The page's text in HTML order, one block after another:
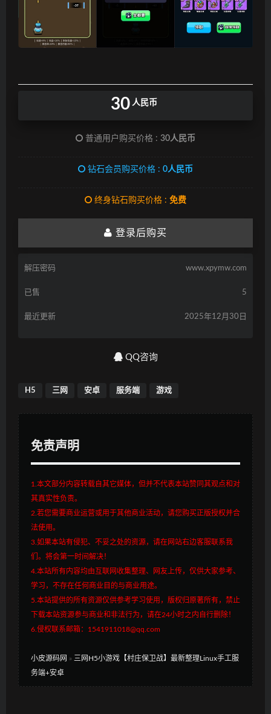
30 人民币
普通用户购买价格 : 30人民币
钻石会员购买价格 : 0人民币
终身钻石购买价格 : 免费
登录后购买
解压密码 www.xpymw.com
已售 5
最近更新 2025年12月30日
QQ咨询
H5 三网 安卓 服务端 游戏
免责声明
1.本文部分内容转载自其它媒体，但并不代表本站赞同其观点和对
其真实性负责。
2.若您需要商业运营或用于其他商业活动，请您购买正版授权并合
法使用。
3.如果本站有侵犯、不妥之处的资源，请在网站右边客服联系我
们。将会第一时间解决！
4.本站所有内容均由互联网收集整理、网友上传，仅供大家参考、
学习，不存在任何商业目的与商业用途。
5.本站提供的所有资源仅供参考学习使用，版权归原著所有，禁止
下载本站资源参与商业和非法行为，请在24小时之内自行删除！
6.侵权联系邮箱：1541911018@qq.com
小皮源码网 » 三网H5小游戏【村庄保卫战】最新整理Linux手工服
务端+安卓